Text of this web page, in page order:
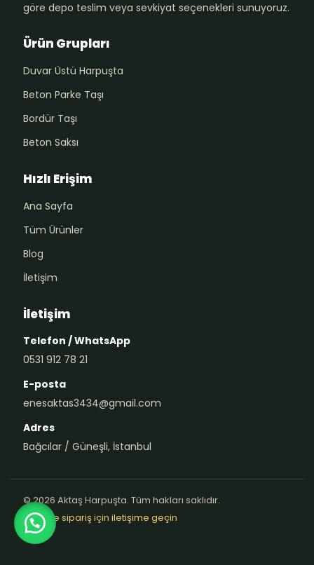
göre depo teslim veya sevkiyat seçenekleri sunuyoruz.
Ürün Grupları
Duvar Üstü Harpuşta
Beton Parke Taşı
Bordür Taşı
Beton Saksı
Hızlı Erişim
Ana Sayfa
Tüm Ürünler
Blog
İletişim
İletişim
Telefon / WhatsApp
0531 912 78 21
E-posta
enesaktas3434@gmail.com
Adres
Bağcılar / Güneşli, İstanbul
© 2026 Aktaş Harpuşta. Tüm hakları saklıdır.
Teklif ve sipariş için iletişime geçin